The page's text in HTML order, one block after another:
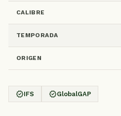
CALIBRE
TEMPORADA
ORIGEN
verifiedIFS verifiedGlobalGAP